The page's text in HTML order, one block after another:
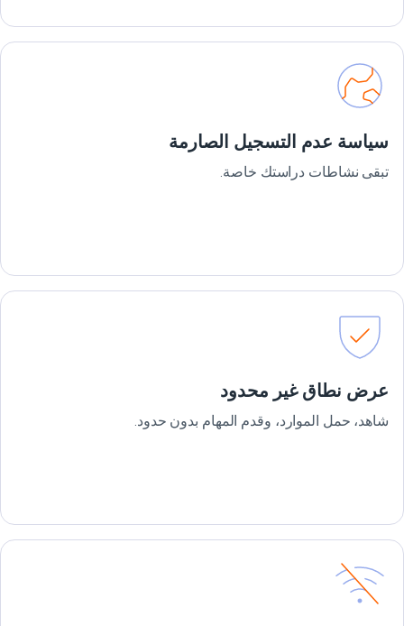
سياسة عدم التسجيل الصارمة
تبقى نشاطات دراستك خاصة.
عرض نطاق غير محدود
شاهد، حمل الموارد، وقدم المهام بدون حدود.